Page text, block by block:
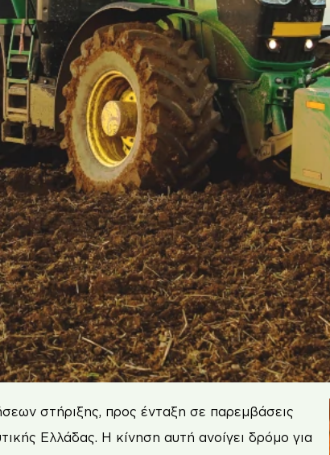
στήριξης, προς ένταξη σε παρεμβάσεις
Ελλάδας. Η κίνηση αυτή ανοίγει δρόμο για